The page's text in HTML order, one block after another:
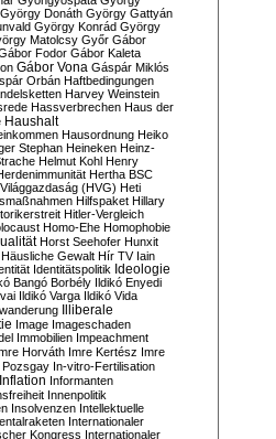
György Donáth György Gattyán
György Konrád György
Matolcsy Győr Gábor
Fodor Gábor Kaleta
Gábor Vona Gáspár Miklós
Orbán Haftbedingungen
Harvey Weinstein
Hassverbrechen Haus der
Haushalt
Hausordnung Heiko
Stephan Heineken Heinz-
Helmut Kohl Henry
Hertha BSC
(HVG) Heti
Hilfspaket Hillary
Hitler-Vergleich
Homo-Ehe Homophobie
Horst Seehofer Hunxit
Häusliche Gewalt Hír TV Iain
Identitätspolitik Ideologie
Bangó Borbély Ildikó Enyedi
Ildikó Varga Ildikó Vida
Illiberale
Image Imageschaden
Immobilien Impeachment
Horváth Imre Kertész Imre
Pozsgay In-vitro-Fertilisation
Inflation Informanten
Innenpolitik
Insolvenzen Intellektuelle
Internationaler
Kongress Internationaler